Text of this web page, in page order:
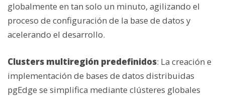
globalmente en tan solo un minuto, agilizando el
proceso de configuración de la base de datos y
acelerando el desarrollo.
Clusters multiregión predefinidos: La creación e
implementación de bases de datos distribuidas
pgEdge se simplifica mediante clústeres globales